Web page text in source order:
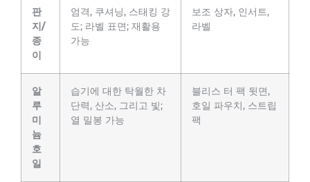
판
지/
종
이
엄격, 쿠셔닝, 스태킹 강
도; 라벨 표면; 재활용
가능
보조 상자, 인서트,
라벨
알
루
미
늄
호
일
습기에 대한 탁월한 차
단력, 산소, 그리고 빛;
열 밀봉 가능
블리스 터 팩 뒷면,
호일 파우치, 스트립
팩